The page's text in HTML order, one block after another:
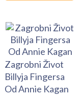
Zagrobni Život
Billyja Fingersa
Od Annie Kagan